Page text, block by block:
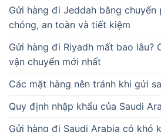
Gửi hàng đi Jeddah bằng chuyển
chóng, an toàn và tiết kiệm
Gửi hàng đi Riyadh mất bao lâu?
vận chuyển mới nhất
Các mặt hàng nên tránh khi gửi
Quy định nhập khẩu của Saudi
Gửi hàng đi Saudi Arabia có khó